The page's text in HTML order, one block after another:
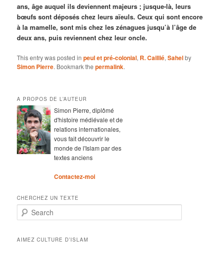
ans, âge auquel ils deviennent majeurs ; jusque-là, leurs
bœufs sont déposés chez leurs aïeuls. Ceux qui sont encore
à la mamelle, sont mis chez les zénagues jusqu’à l’âge de
deux ans, puis reviennent chez leur oncle.
This entry was posted inpeul et pré-colonial, R. Caillié,Sahelby
Simon Pierre. Bookmark thepermalink.
A PROPOS DE L’AUTEUR
Simon Pierre, diplômé
d'histoire médiévale et de
relations internationales,
vous fait découvrir le
monde de l'Islam par des
textes anciens
Contactez-moi
CHERCHEZ UN TEXTE
Search
AIMEZ CULTURE D’ISLAM